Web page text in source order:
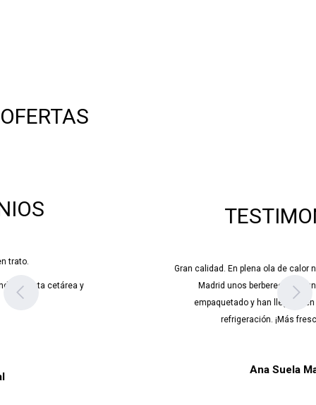
OFERTAS
TESTIMONIOS
Gran calidad. En plena ola de calor nos hemos llevado hasta
Madrid unos berberechos y un buey. Nos los han
empaquetado y han llegado en perfecto estado de
refrigeración. ¡Más fresco imposible!